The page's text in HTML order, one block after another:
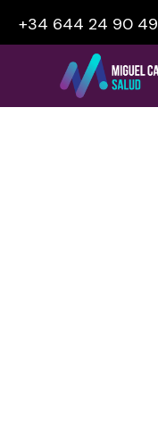
+34 644 24 90 49